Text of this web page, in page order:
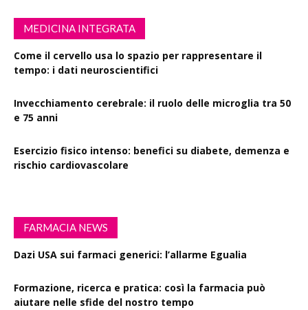
MEDICINA INTEGRATA
Come il cervello usa lo spazio per rappresentare il
tempo: i dati neuroscientifici
Invecchiamento cerebrale: il ruolo delle microglia tra 50
e 75 anni
Esercizio fisico intenso: benefici su diabete, demenza e
rischio cardiovascolare
FARMACIA NEWS
Dazi USA sui farmaci generici: l’allarme Egualia
Formazione, ricerca e pratica: così la farmacia può
aiutare nelle sfide del nostro tempo